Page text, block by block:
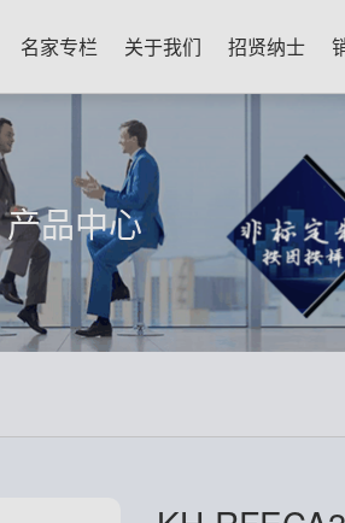
名家专栏 关于我们 招贤纳士
产品中心